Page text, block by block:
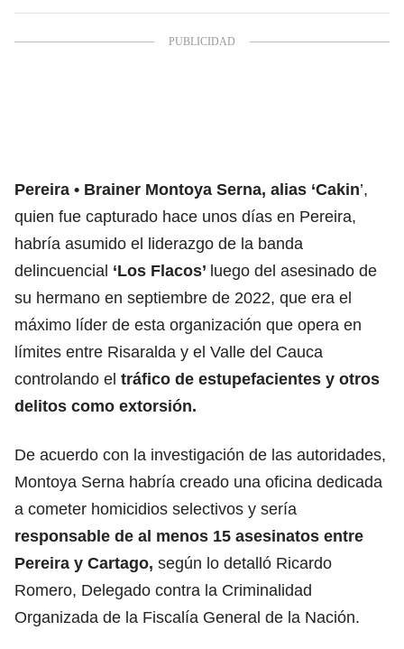
Pereira Brainer Montoya Serna, alias ‘Cakin’,
quien fue capturado hace unos días en Pereira,
habría asumido el liderazgo de la banda
delincuencial ‘Los Flacos’ luego del asesinado de
su hermano en septiembre de 2022, que era el
máximo líder de esta organización que opera en
límites entre Risaralda y el Valle del Cauca
controlando el tráfico de estupefacientes y otros
delitos como extorsión.
De acuerdo con la investigación de las autoridades,
Montoya Serna habría creado una oficina dedicada
a cometer homicidios selectivos y sería
responsable de al menos 15 asesinatos entre
Pereira y Cartago, según lo detalló Ricardo
Romero, Delegado contra la Criminalidad
Organizada de la Fiscalía General de la Nación.